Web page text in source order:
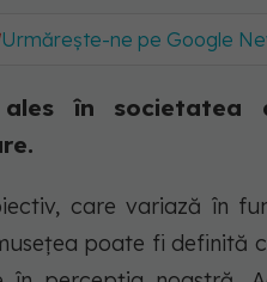
Urmărește-ne pe Google
în societatea
care variază în
poate fi definită